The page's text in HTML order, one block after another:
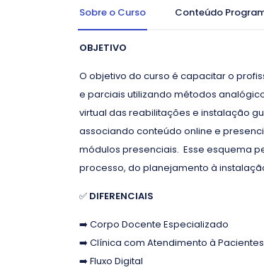
Sobre o Curso Conteúdo
OBJETIVO
O objetivo do curso é capacitar o
e parciais utilizando métodos
virtual das reabilitações e instalação
associando conteúdo online e
módulos presenciais. Esse esquema
processo, do planejamento à
✅ DIFERENCIAIS
➡️ Corpo Docente Especializado
➡️ Clínica com Atendimento à Pacientes
➡️ Fluxo Digital